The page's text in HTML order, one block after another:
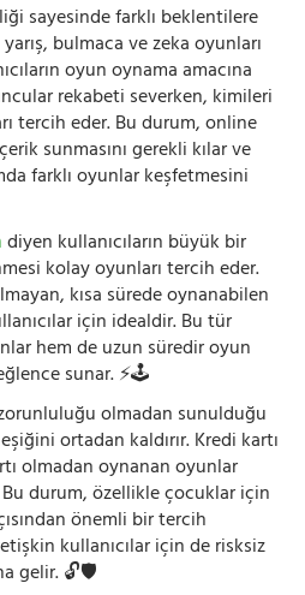
sayesinde farklı beklentilere
bulmaca ve zeka oyunları
oyun oynama amacına
rekabeti severken, kimileri
tercih eder. Bu durum, online
sunmasını gerekli kılar ve
farklı oyunlar keşfetmesini
diyen kullanıcıların büyük bir
kolay oyunları tercih eder.
kısa sürede oynanabilen
için idealdir. Bu tür
hem de uzun süredir oyun
sunar. ⚡🕹️
olmadan sunulduğu
ortadan kaldırır. Kredi kartı
olmadan oynanan oyunlar
durum, özellikle çocuklar için
önemli bir tercih
kullanıcılar için de risksiz
gelir. 🔓🛡️